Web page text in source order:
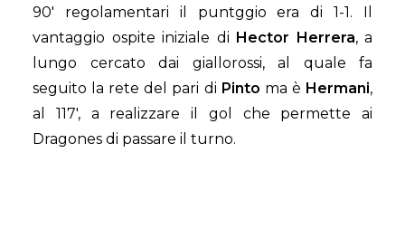
90′ regolamentari il puntggio era di 1-1. Il
vantaggio ospite iniziale di Hector Herrera, a
lungo cercato dai giallorossi, al quale fa
seguito la rete del pari di Pinto ma è Hermani,
al 117′, a realizzare il gol che permette ai
Dragones di passare il turno.